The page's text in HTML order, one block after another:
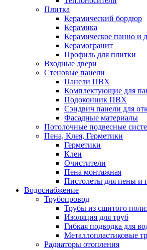
Плитка
Керамический бордюр
Керамика
Керамическое панно и
Керамогранит
Профиль для плитки
Входные двери
Стеновые панели
Панели ПВХ
Комплектующие для
Подоконник ПВХ
Сэндвич панели для
Фасадные материалы
Потолочные подвесные
Пена, Клея, Герметики
Герметики
Клеи
Очистители
Пена монтажная
Пистолеты для пены и
Водоснабжение
Трубопровод
Трубы из сшитого
Изоляция для труб
Гибкая подводка для
Металлопластиковые
Радиаторы отопления